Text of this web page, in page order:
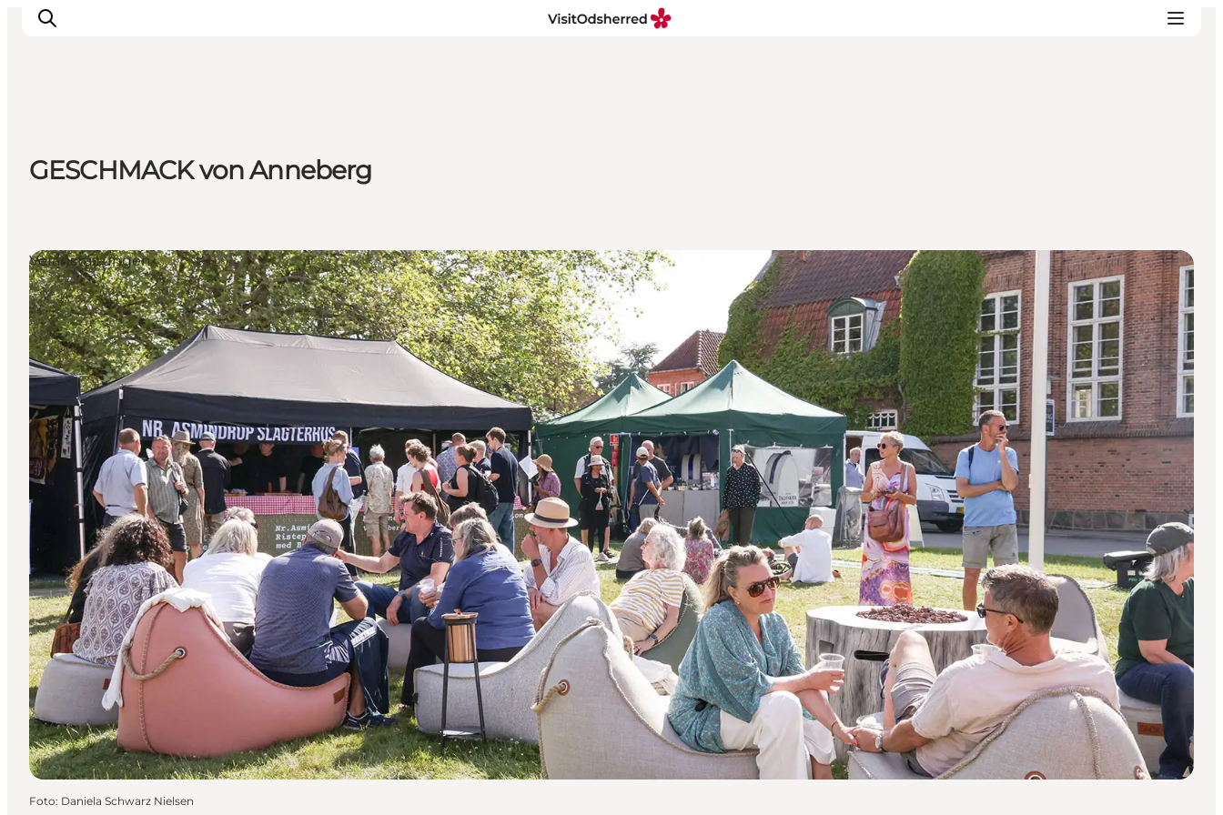
Events
Erlebnisse
Nützliches
GESCHMACK von Anneberg
Veranstaltungen
Foto: Daniela Schwarz Nielsen